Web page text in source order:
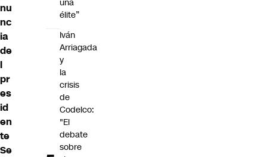
nu
nc
ia
de
l
pr
es
id
en
te
Se
una
élite”
Iván
Arriagada
y
la
crisis
de
Codelco:
"El
debate
sobre